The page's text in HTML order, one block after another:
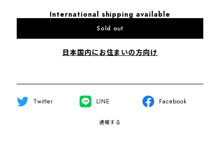
International shipping available
Sold out
日本国内にお住まいの方向け
Twitter LINE Facebook
通報する